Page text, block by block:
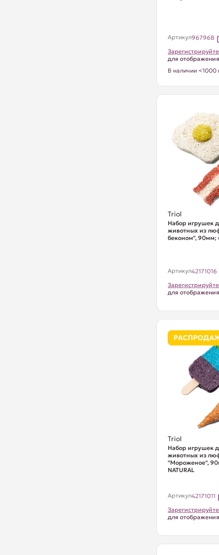
Артикул96796B
для
В наличии <1000
Triol
Набор игрушек
животных из
беконом", 90мм;
Артикул42171016
для
Triol
Набор игрушек
животных из
"Мороженое",
NATURAL
Артикул42171011
для